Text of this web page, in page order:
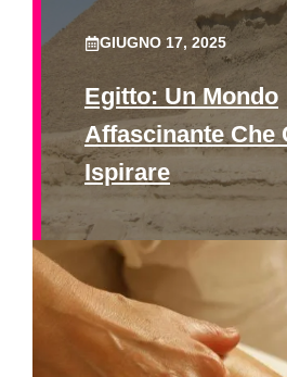
GIUGNO 17, 2025
Egitto: Un Mondo
Affascinante Che
Ispirare